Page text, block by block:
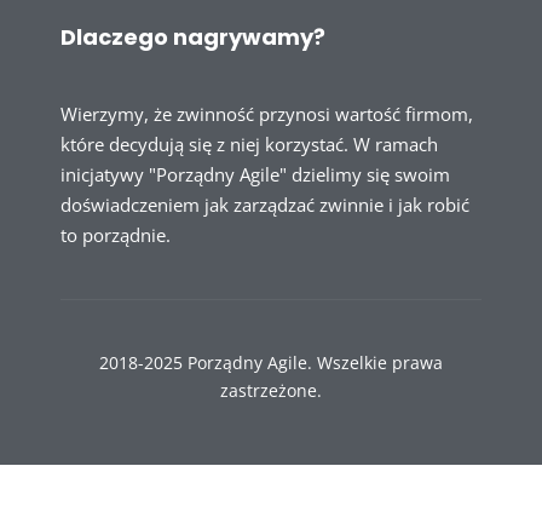
Dlaczego nagrywamy?
Wierzymy, że zwinność przynosi wartość firmom,
które decydują się z niej korzystać. W ramach
inicjatywy "Porządny Agile" dzielimy się swoim
doświadczeniem jak zarządzać zwinnie i jak robić
to porządnie.
2018-2025 Porządny Agile. Wszelkie prawa
zastrzeżone.